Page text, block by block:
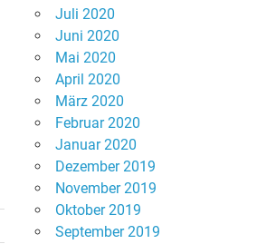
Juli 2020
Juni 2020
Mai 2020
April 2020
März 2020
Februar 2020
Januar 2020
Dezember 2019
November 2019
Oktober 2019
September 2019